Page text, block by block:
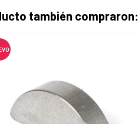
también compraron: